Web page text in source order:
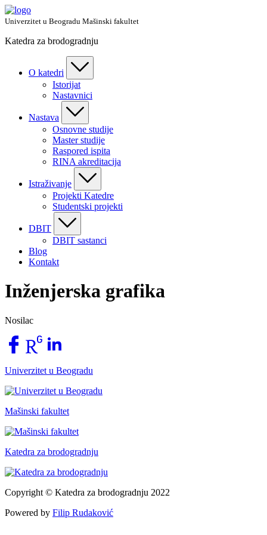
Skip
to
Univerzitet u Beogradu Mašinski fakultet
Katedra za brodogradnju
O katedri
Istorijat
Nastavnici
Nastava
Osnovne studije
Master studije
Raspored ispita
RINA akreditacija
Istraživanje
Projekti Katedre
Studentski projekti
DBIT
DBIT sastanci
Blog
Kontakt
Inženjerska grafika
Nosilac
Univerzitet u Beogradu
Mašinski fakultet
Katedra za brodogradnju
Copyright © Katedra za brodogradnju 2022
Powered by Filip Rudaković